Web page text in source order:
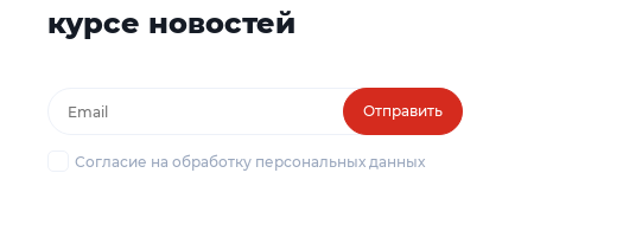
курсе новостей
Отправить
Согласие на обработку персональных данных